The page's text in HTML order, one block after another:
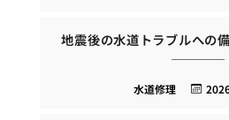
地震後の水道トラブルへの
水道修理